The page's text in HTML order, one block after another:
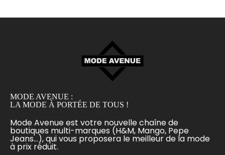
MODE AVENUE :
LA MODE À PORTÉE DE TOUS !
Mode Avenue est votre nouvelle chaîne de
boutiques multi-marques (H&M, Mango, Pepe
Jeans...), qui vous proposera le meilleur de la mode
à prix réduit.